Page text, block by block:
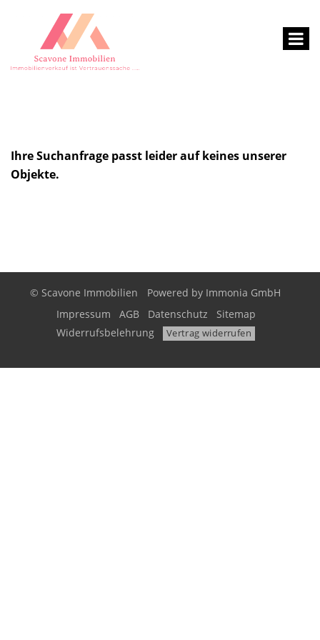
Ihre Suchanfrage passt leider auf keines unserer
Objekte.
© Scavone Immobilien Powered by Immonia GmbH
Impressum
AGB Datenschutz
Sitemap
Widerrufsbelehrung
Vertrag widerrufen